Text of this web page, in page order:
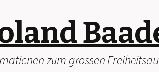
zum grossen